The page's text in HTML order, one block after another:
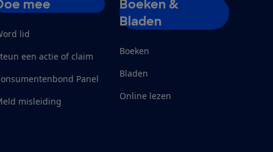
mee
lid
een actie of claim
Panel
misleiding
Boeken &
Bladen
Boeken
Bladen
Online lezen